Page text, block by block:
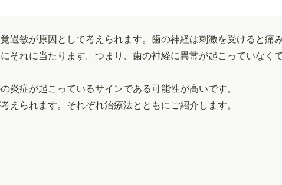
過敏が原因として考えられます。歯の神経は刺激を受けると痛
それに当たります。つまり、歯の神経に異常が起こっていなく
炎症が起こっているサインである可能性が高いです。
えられます。それぞれ治療法とともにご紹介します。